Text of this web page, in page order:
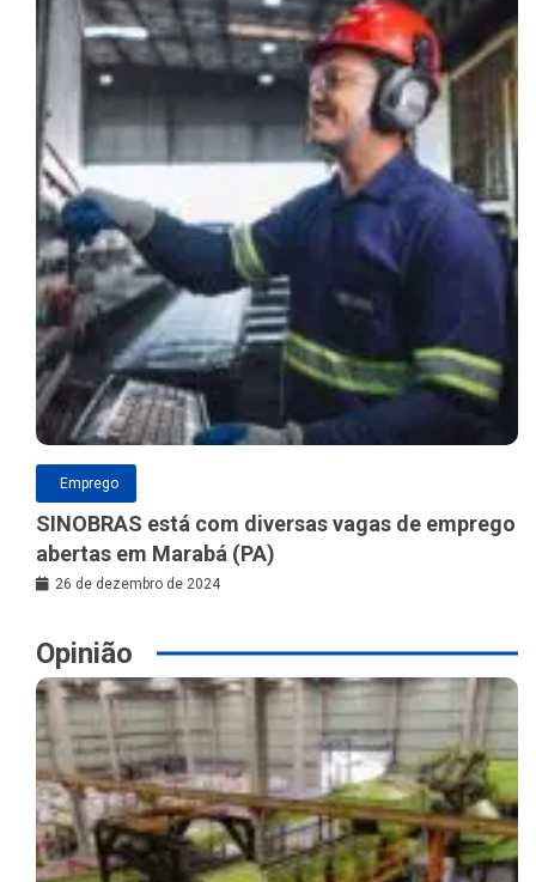
Emprego
SINOBRAS está com diversas vagas de emprego
abertas em Marabá (PA)
26 de dezembro de 2024
Opinião